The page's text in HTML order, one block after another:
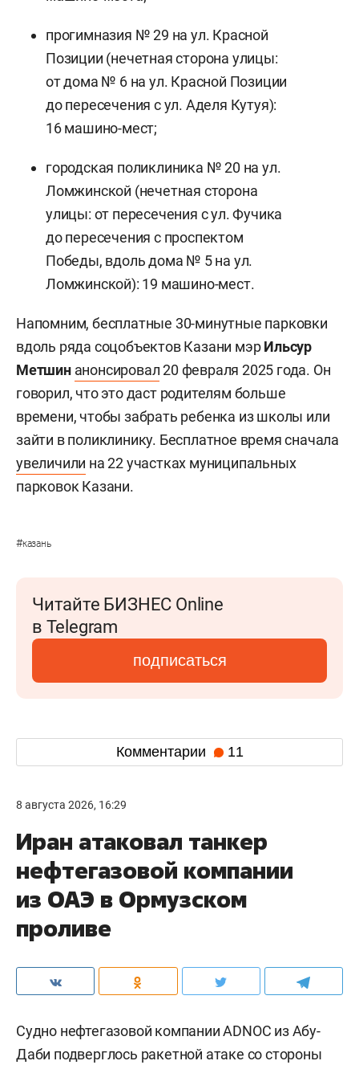
прогимназия № 29 на ул. Красной
Позиции (нечетная сторона улицы:
от дома № 6 на ул. Красной Позиции
до пересечения с ул. Аделя Кутуя):
16 машино-мест;
городская поликлиника № 20 на ул.
Ломжинской (нечетная сторона
улицы: от пересечения с ул. Фучика
до пересечения с проспектом
Победы, вдоль дома № 5 на ул.
Ломжинской): 19 машино-мест.
Напомним, бесплатные 30-минутные парковки
вдоль ряда соцобъектов Казани мэрИльсур
Метшин анонсировал20 февраля 2025 года. Он
говорил, что это даст родителям больше
времени, чтобы забрать ребенка из школы или
зайти в поликлинику. Бесплатное время сначала
увеличили на 22 участках муниципальных
парковок Казани.
#казань
Читайте БИЗНЕС Online
в Telegram
подписаться
Комментарии 11
8 августа 2026, 16:29
Иран атаковал танкер
нефтегазовой компании
из ОАЭ в Ормузском
проливе
Судно нефтегазовой компании ADNOC из Абу-
Даби подверглось ракетной атаке со стороны